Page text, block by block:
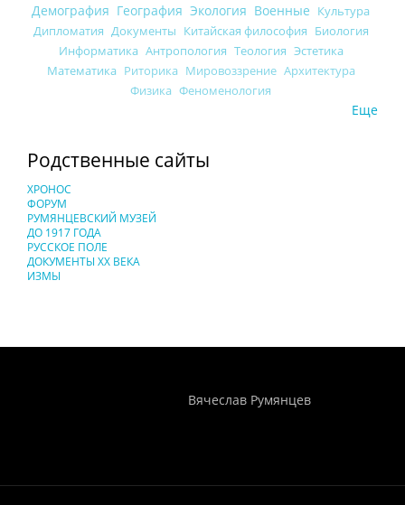
Демография География Экология Военные Культура
Дипломатия Документы Китайская философия Биология
Информатика Антропология Теология Эстетика
Математика Риторика Мировоззрение Архитектура
Физика Феноменология
Еще
Родственные сайты
ХРОНОС
ФОРУМ
РУМЯНЦЕВСКИЙ МУЗЕЙ
ДО 1917 ГОДА
РУССКОЕ ПОЛЕ
ДОКУМЕНТЫ XX ВЕКА
ИЗМЫ
Вячеслав Румянцев